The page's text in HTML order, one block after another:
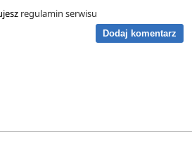
regulamin serwisu
Dodaj komentarz